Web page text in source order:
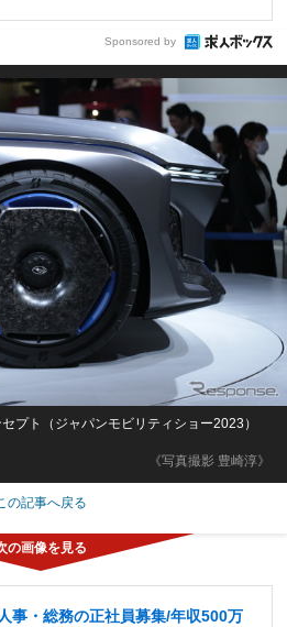
Sponsored by
《写真撮影 豊崎淳》
プト（ジャパンモビリティショー2023）
の記事へ戻る
事・総務の正社員募集/年収500万